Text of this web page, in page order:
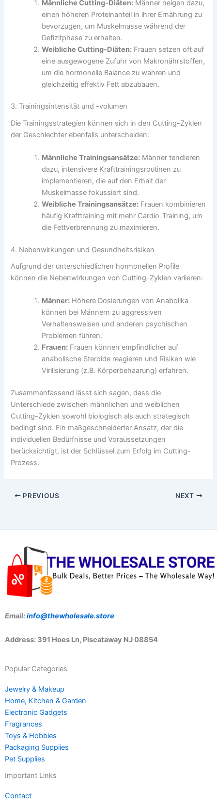
Männliche Cutting-Diäten: Männer neigen dazu,
einen höheren Proteinanteil in ihrer Ernährung zu
bevorzugen, um Muskelmasse während der
Defizitphase zu erhalten.
Weibliche Cutting-Diäten: Frauen setzen oft auf
eine ausgewogene Zufuhr von Makronährstoffen,
um die hormonelle Balance zu wahren und
gleichzeitig effektiv Fett abzubauen.
3. Trainingsintensität und -volumen
Die Trainingsstrategien können sich in den Cutting-Zyklen
der Geschlechter ebenfalls unterscheiden:
Männliche Trainingsansätze: Männer tendieren
dazu, intensivere Krafttrainingsroutinen zu
implementieren, die auf den Erhalt der
Muskelmasse fokussiert sind.
Weibliche Trainingsansätze: Frauen kombinieren
häufig Krafttraining mit mehr Cardio-Training, um
die Fettverbrennung zu maximieren.
4. Nebenwirkungen und Gesundheitsrisiken
Aufgrund der unterschiedlichen hormonellen Profile
können die Nebenwirkungen von Cutting-Zyklen variieren:
Männer: Höhere Dosierungen von Anabolika
können bei Männern zu aggressiven
Verhaltensweisen und anderen psychischen
Problemen führen.
Frauen: Frauen können empfindlicher auf
anabolische Steroide reagieren und Risiken wie
Virilisierung (z.B. Körperbehaarung) erfahren.
Zusammenfassend lässt sich sagen, dass die
Unterschiede zwischen männlichen und weiblichen
Cutting-Zyklen sowohl biologisch als auch strategisch
bedingt sind. Ein maßgeschneiderter Ansatz, der die
individuellen Bedürfnisse und Voraussetzungen
berücksichtigt, ist der Schlüssel zum Erfolg im Cutting-
Prozess.
PREVIOUS NEXT
Email:info@thewholesale.store
Address: 391 Hoes Ln, Piscataway NJ 08854
Popular Categories
Jewelry & Makeup
Home, Kitchen & Garden
Electronic Gadgets
Fragrances
Toys & Hobbies
Packaging Supplies
Pet Supplies
Important Links
Contact